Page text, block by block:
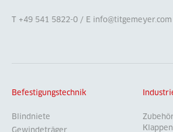
T +49 541 5822-0 / E info@titgemeyer.com
Befestigungstechnik
Blindniete
Gewindeträger
Klappen